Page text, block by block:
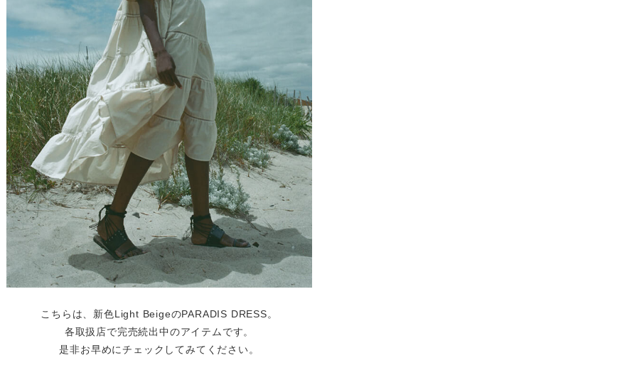
こちらは、新色Light BeigeのPARADIS DRESS。
各取扱店で完売続出中のアイテムです。
是非お早めにチェックしてみてください。